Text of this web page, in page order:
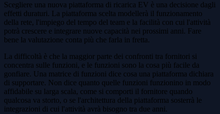
Scegliere una nuova piattaforma di ricarica EV è una decisione dagli
effetti duraturi. La piattaforma scelta modellerà il funzionamento
della rete, l'impiego del tempo del team e la facilità con cui l'attività
potrà crescere e integrare nuove capacità nei prossimi anni. Fare
bene la valutazione conta più che farla in fretta.
La difficoltà è che la maggior parte dei confronti tra fornitori si
concentra sulle funzioni, e le funzioni sono la cosa più facile da
gonfiare. Una matrice di funzioni dice cosa una piattaforma dichiara
di supportare. Non dice quanto quelle funzioni funzionino in modo
affidabile su larga scala, come si comporti il fornitore quando
qualcosa va storto, o se l'architettura della piattaforma sosterrà le
integrazioni di cui l'attività avrà bisogno tra due anni.